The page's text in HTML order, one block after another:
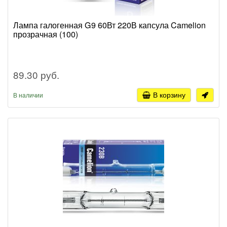
Лампа галогенная G9 60Вт 220В капсула Camelion
прозрачная (100)
89.30 руб.
В наличии В корзину